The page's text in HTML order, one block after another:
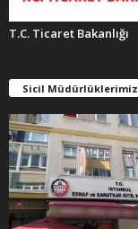
T.C. Ticaret Bakanlığı
Sicil Müdürlüklerimiz